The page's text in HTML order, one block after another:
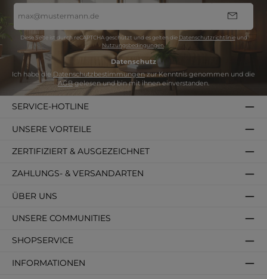
Mail-
Adresse
Diese Seite ist durch reCAPTCHA geschützt und es gelten die Datenschutzrichtlinieund
Nutzungsbedingungen.
Datenschutz
Ich habe die Datenschutzbestimmungenzur Kenntnis genommen und die
AGBgelesen und bin mit ihnen einverstanden.
SERVICE-HOTLINE
SHOPSERVICE
INFORMATIONEN
ZAHLUNGS- & VERSANDARTEN
ÜBER UNS
ZERTIFIZIERT & AUSGEZEICHNET
UNSERE VORTEILE
UNSERE COMMUNITIES